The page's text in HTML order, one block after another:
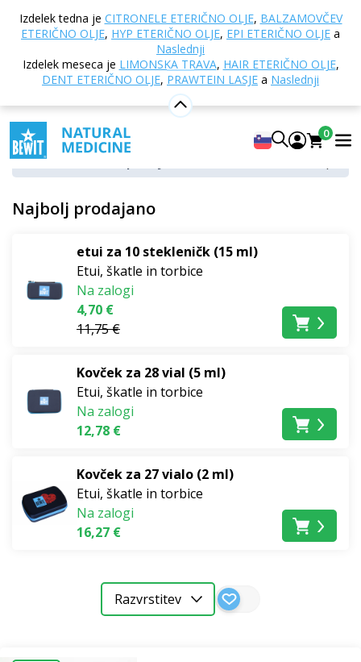
Izdelek tedna je CITRONELE ETERIČNO OLJE, BALZAMOVČEV
ETERIČNO OLJE, HYP ETERIČNO OLJE, EPI ETERIČNO OLJE a
Naslednji
Izdelek meseca je LIMONSKA TRAVA, HAIR ETERIČNO OLJE,
DENT ETERIČNO OLJE, PRAWTEIN LASJE a Naslednji
0
Domov E-trgovina Aromaterapija
Dodatki za
aromaterapijo
Dodatki za aromaterapijo
Stekleničke in aplikatorji
Potovalne torbice in kovčki
Lesene škatle in pladnji
Najbolj prodajano
etui za 10 stekleničk (15 ml)
Etui, škatle in torbice
Na zalogi
4,70 €
11,75 €
Kovček za 28 vial (5 ml)
Etui, škatle in torbice
Na zalogi
12,78 €
Kovček za 27 vialo (2 ml)
Etui, škatle in torbice
Na zalogi
16,27 €
Razvrstitev